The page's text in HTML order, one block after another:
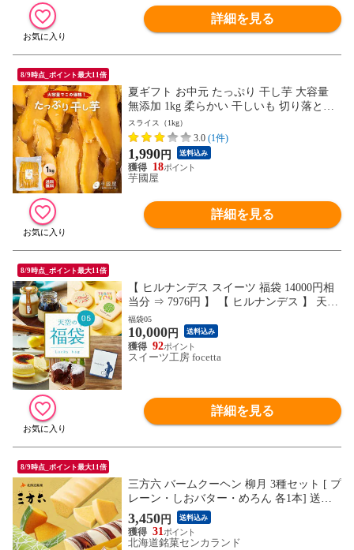
詳細を見る
8/9時点_ポイント最大11倍
夏ギフト お中元 たっぷり 干し芋 大容量
無添加 1kg 柔らかい 干しいも 切り落とし
スイーツ プレゼントほしいも 焼き干し芋
お菓子 和菓子 さつまいも さつま芋 和スイ
ーツ 焼き干し芋 ギフト tappuri1
スライス（1kg）
3.0 (1件)
1,990円 送料込み
18
芋國屋
詳細を見る
8/9時点_ポイント最大11倍
【 ヒルナンデス スイーツ 福袋 14000円相
当分 ⇒ 7976円 】 【 ヒルナンデス 】 天空
の福袋 福袋 天プリン 珈琲プリンセット フ
ォンダンショコラ クッキー 珈琲 個包装 箱
入り お礼 ギフト
福袋05
10,000円 送料込み
92
スイーツ工房 focetta
詳細を見る
8/9時点_ポイント最大11倍
三方六 バームクーヘン 柳月 3種セット [ プ
レーン・しおバター・めろん 各1本] 送料
無料 チョコレート 帰れマンデー バレンタ
イン しっとり お菓子 ギフト プレゼント
ホワイトデー 母の日 父の日 期間限定味 季
3,450円 送料込み
31
北海道銘菓センカランド